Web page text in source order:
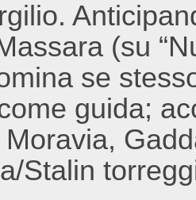
(su
se
guida;
Stalin